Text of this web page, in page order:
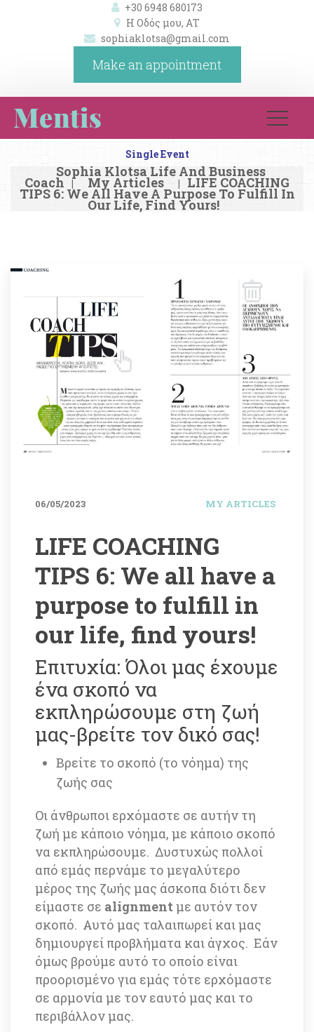
+30 6948 680173
Η Οδός μου, ΑΤ
ophiaklotsa@gmail.com
Make an appointment
Single Event
Sophia Klotsa Life And Business
Coach | My Article | LIFE COACHING
TIPS 6: We All Have A Purpose To Fulfill In
Our Life, Find Yours!
06/05/2023 MY ARTICLES
LIFE COACHING
TIPS 6: We all have a
purpose to fulfill in
our life, find yours!
Eπιτυχία: Όλοι μας έχουμε
ένα σκοπό να
εκπληρώσουμε στη ζωή
μας-βρείτε τον δικό σας!
Βρείτε το σκοπό (το νόημα) της
ζωής σας
Οι άνθρωποι ερχόμαστε σε αυτήν τη
ζωή με κάποιο νόημα, με κάποιο σκοπό
να εκπληρώσουμε. Δυστυχώς πολλοί
από εμάς περνάμε το μεγαλύτερο
μέρος της ζωής μας άσκοπα διότι δεν
είμαστε σε alignment με αυτόν τον
σκοπό. Αυτό μας ταλαιπωρεί και μας
δημιουργεί προβλήματα και άγχος. Εάν
όμως βρούμε αυτό το οποίο είναι
προορισμένο για εμάς τότε ερχόμαστε
σε αρμονία με τον εαυτό μας και το
περιβάλλον μας.